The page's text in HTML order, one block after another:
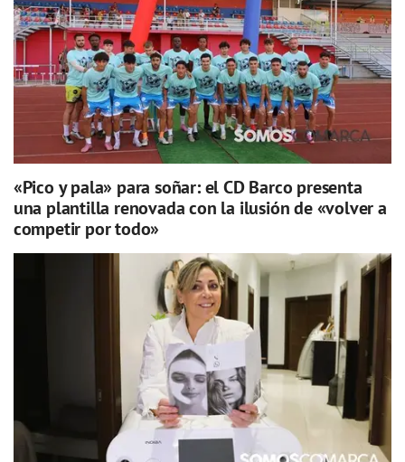
«Pico y pala» para soñar: el CD Barco presenta
una plantilla renovada con la ilusión de «volver a
competir por todo»